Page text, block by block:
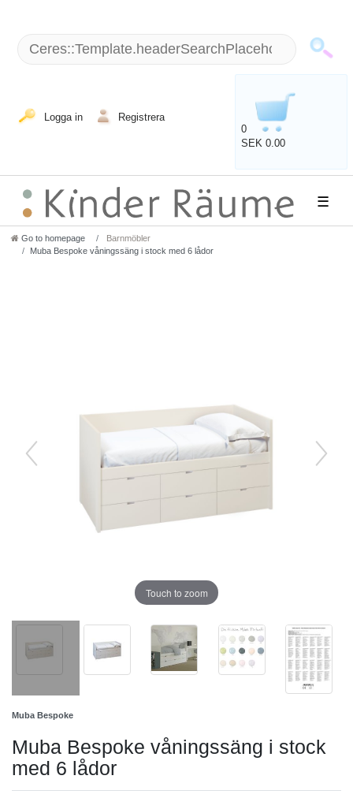
Logga in
Registrera
0
SEK 0.00
☰
Go to homepage
Barnmöbler
Muba Bespoke våningssäng i stock med 6 lådor
Touch to zoom
Muba Bespoke
Muba Bespoke våningssäng i stock
med 6 lådor